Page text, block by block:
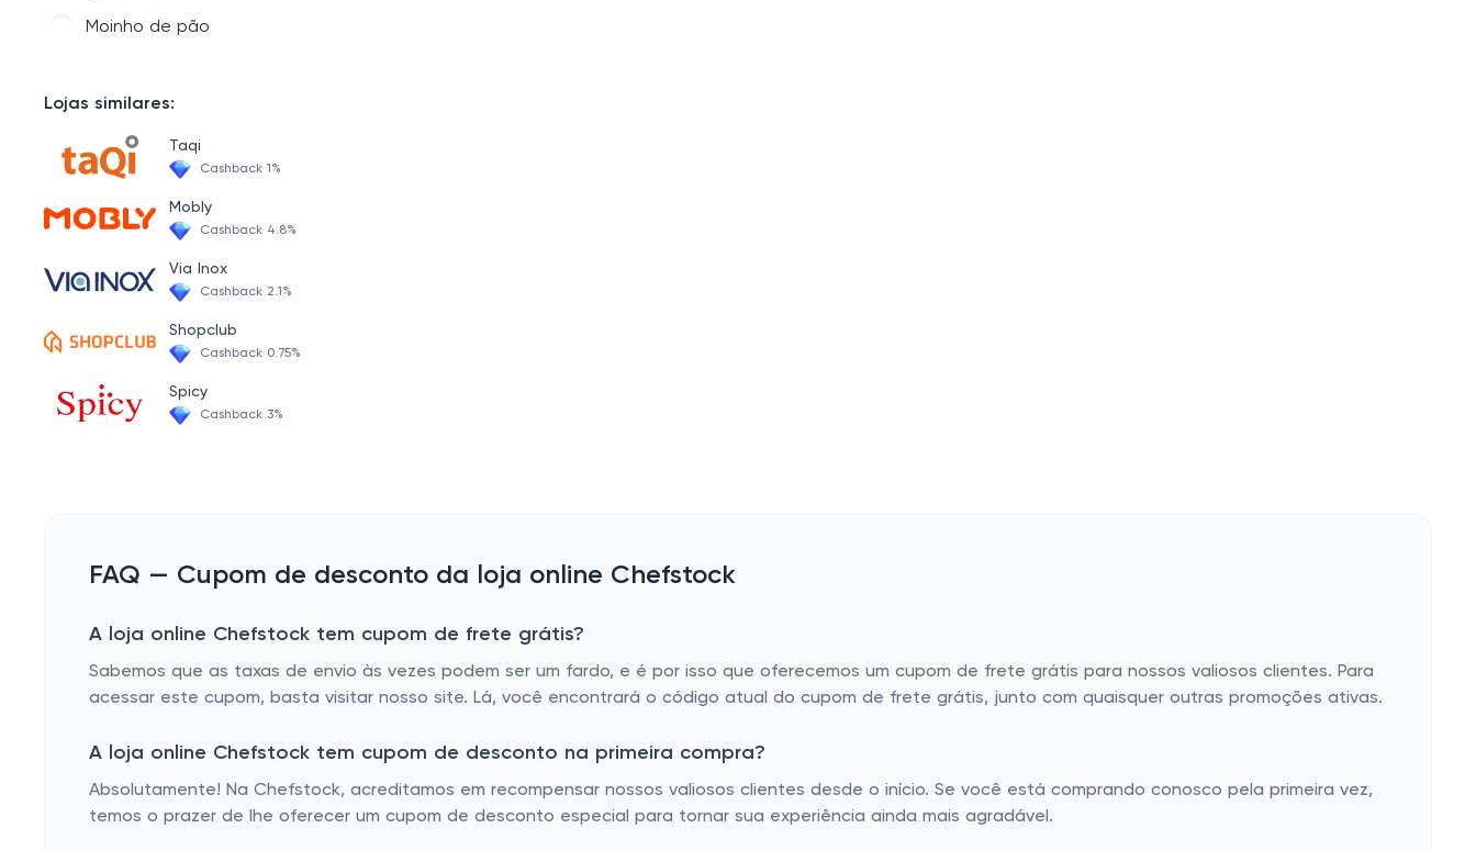
Travessas e Refratarios
Moinho de pão
Lojas similares:
Taqi
Cashback 1%
Mobly
Cashback 4.8%
Via Inox
Cashback 2.1%
Shopclub
Cashback 0.75%
Spicy
Cashback 3%
FAQ — Cupom de desconto da loja online Chefstock
A loja online Chefstock tem cupom de frete grátis?
Sabemos que as taxas de envio às vezes podem ser um fardo, e é por isso que oferecemos um cupom de frete grátis para nossos valiosos clientes. Para
acessar este cupom, basta visitar nosso site. Lá, você encontrará o código atual do cupom de frete grátis, junto com quaisquer outras promoções ativas.
A loja online Chefstock tem cupom de desconto na primeira compra?
Absolutamente! Na Chefstock, acreditamos em recompensar nossos valiosos clientes desde o início. Se você está comprando conosco pela primeira vez,
temos o prazer de lhe oferecer um cupom de desconto especial para tornar sua experiência ainda mais agradável.